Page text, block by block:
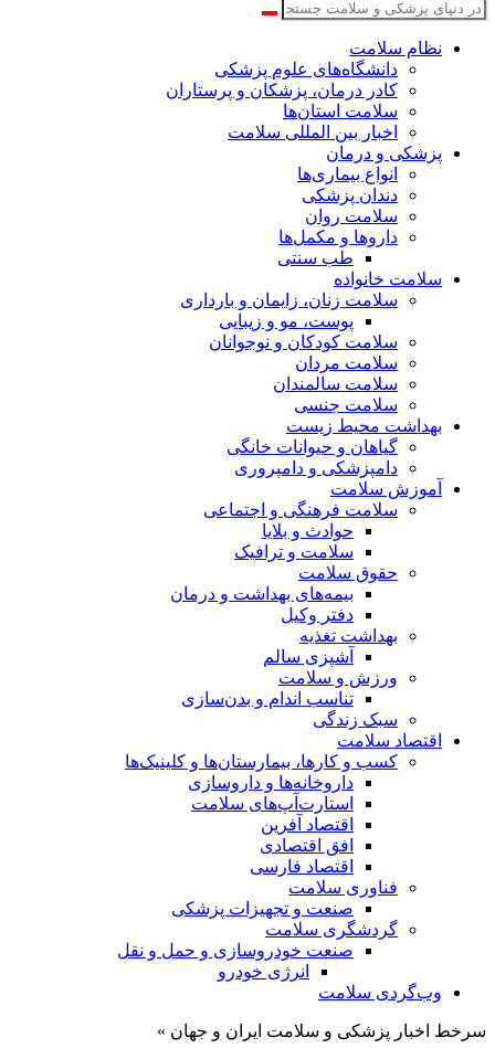
نظام سلامت
دانشگاه‌های علوم پزشکی
کادر درمان، پزشکان و پرستاران
سلامت استان‌ها
اخبار بین المللی سلامت
پزشکی و درمان
انواع بیماری‌ها
دندان پزشکی
سلامت روان
داروها و مکمل‌ها
طب سنتی
سلامت خانواده
سلامت زنان، زایمان و بارداری
پوست، مو و زیبایی
سلامت کودکان و نوجوانان
سلامت مردان
سلامت سالمندان
سلامت جنسی
بهداشت محیط زیست
گیاهان و حیوانات خانگی
دامپزشکی و دامپروری
آموزش سلامت
سلامت فرهنگی و اجتماعی
حوادث و بلایا
سلامت و ترافیک
حقوق سلامت
بیمه‌های بهداشت و درمان
دفتر وکیل
بهداشت تغذیه
آشپزی سالم
ورزش و سلامت
تناسب اندام و بدن‌سازی
سبک زندگی
اقتصاد سلامت
کسب و کارها، بیمارستان‌ها و کلینیک‌ها
داروخانه‌ها و داروسازی
استارت‌آپ‌های سلامت
اقتصاد آفرین
افق اقتصادی
اقتصاد فارسی
فناوری سلامت
صنعت و تجهیزات پزشکی
گردشگری سلامت
صنعت خودروسازی و حمل و نقل
انرژی خودرو
وب‌گردی سلامت
سرخط اخبار پزشکی و سلامت ایران و جهان »